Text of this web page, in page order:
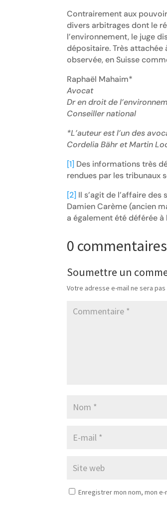
Contrairement aux
divers arbitrages dont le
l’environnement, le juge
dépositaire. Très attachée
observée, en Suisse
Raphaël Mahaim*
Avocat
Dr en droit de
Conseiller national
*L’auteur est l’un des
Cordelia Bähr et Martin
[1] Des informations très
rendues par les tribunaux
[2] Il s’agit de l’affaire
Damien Carème (ancien
a également été déférée
0 commentaires
Soumettre un
Votre adresse e-mail ne sera
Enregistrer mon nom, mon